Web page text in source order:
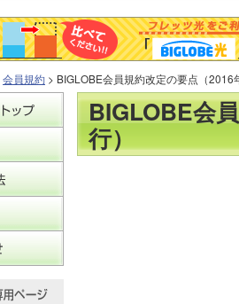
会員規約 > BIGLOBE会員規約改定の要点（2016
BIGLOBE会
行）